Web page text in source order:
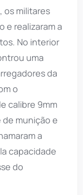
os militares
e realizaram a
No interior
uma
da
o
calibre 9mm
de munição e
a
capacidade
do